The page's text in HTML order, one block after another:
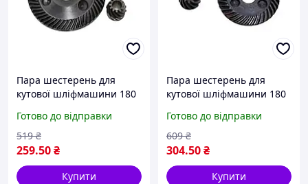
Пара шестерень для
кутової шліфмашини 180
для ремонту та заміни
Готово до відправки
259.50₴
519 ₴
Купити
Пара шестерень для
кутової шліфмашини 180
для ремонту та заміни
Готово до відправки
304.50₴
609 ₴
Купити